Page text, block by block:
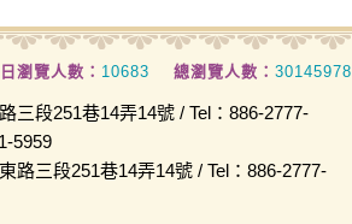
瀏覽人數： 10683 總瀏覽人數： 30145978
三段251巷14弄14號 / Tel：886-2777-
5959
路三段251巷14弄14號 / Tel：886-2777-